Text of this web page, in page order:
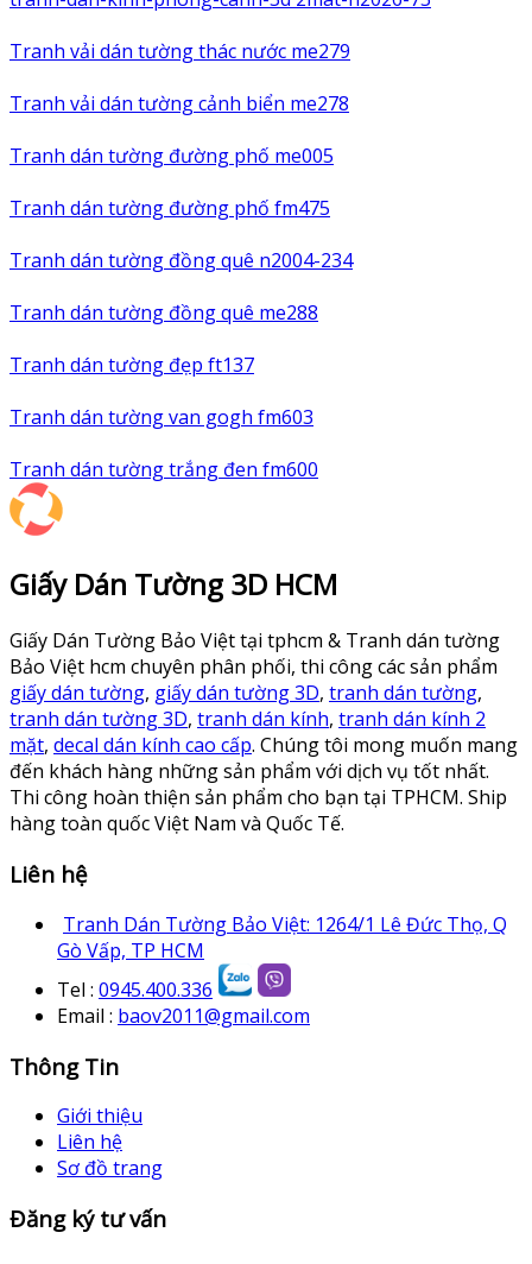
Tranh vải dán tường thác nước me279
Tranh vải dán tường cảnh biển me278
Tranh dán tường đường phố me005
Tranh dán tường đường phố fm475
Tranh dán tường đồng quê n2004-234
Tranh dán tường đồng quê me288
Tranh dán tường đẹp ft137
Tranh dán tường van gogh fm603
Tranh dán tường trắng đen fm600
Giấy Dán Tường 3D HCM
Giấy Dán Tường Bảo Việt tại tphcm & Tranh dán tường
Bảo Việt hcm chuyên phân phối, thi công các sản phẩm
giấy dán tường, giấy dán tường 3D, tranh dán tường,
tranh dán tường 3D, tranh dán kính, tranh dán kính 2
mặt, decal dán kính cao cấp. Chúng tôi mong muốn mang
đến khách hàng những sản phẩm với dịch vụ tốt nhất.
Thi công hoàn thiện sản phẩm cho bạn tại TPHCM. Ship
hàng toàn quốc Việt Nam và Quốc Tế.
Liên hệ
Tranh Dán Tường Bảo Việt: 1264/1 Lê Đức Thọ, Q
Gò Vấp, TP HCM
Tel : 0945.400.336
Email : baov2011@gmail.com
Thông Tin
Giới thiệu
Liên hệ
Sơ đồ trang
Đăng ký tư vấn